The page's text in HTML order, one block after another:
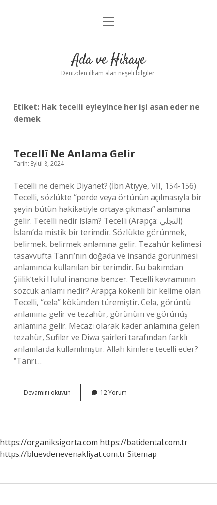
Anasayfa
Yasal Uyarı
menüyü
Ada ve Hikaye
Denizden ilham alan neşeli bilgiler!
Etiket: Hak tecelli eyleyince her işi asan eder ne
demek
Tecellî Ne Anlama Gelir
Tarih: Eylül 8, 2024
Tecelli ne demek Diyanet? (İbn Atıyye, VII, 154-156)
Tecelli, sözlükte “perde veya örtünün açılmasıyla bir
şeyin bütün hakikatiyle ortaya çıkması” anlamına
gelir. Tecelli nedir islam? Tecelli (Arapça: التجلي)
İslam’da mistik bir terimdir. Sözlükte görünmek,
belirmek, belirmek anlamına gelir. Tezahür kelimesi
tasavvufta Tanrı’nın doğada ve insanda görünmesi
anlamında kullanılan bir terimdir. Bu bakımdan
Şiilik’teki Hulul inancına benzer. Tecelli kavramının
sözcük anlamı nedir? Arapça kökenli bir kelime olan
Tecelli, “cela” kökünden türemiştir. Cela, görüntü
anlamına gelir ve tezahür, görünüm ve görünüş
anlamına gelir. Mecazi olarak kader anlamına gelen
tezahür, Sufiler ve Diwa şairleri tarafından farklı
anlamlarda kullanılmıştır. Allah kimlere tecelli eder?
“Tanrı…
Devamını okuyun
Ne
12 Yorum
https://organiksigorta.com https://batidental.com.tr
https://bluevdenevenakliyat.com.trSitemap